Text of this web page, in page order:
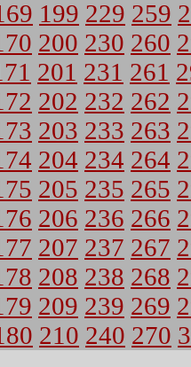
199 229 259
200 230 260
201 231 261
202 232 262
203 233 263
204 234 264
205 235 265
206 236 266
207 237 267
208 238 268
209 239 269
210 240 270